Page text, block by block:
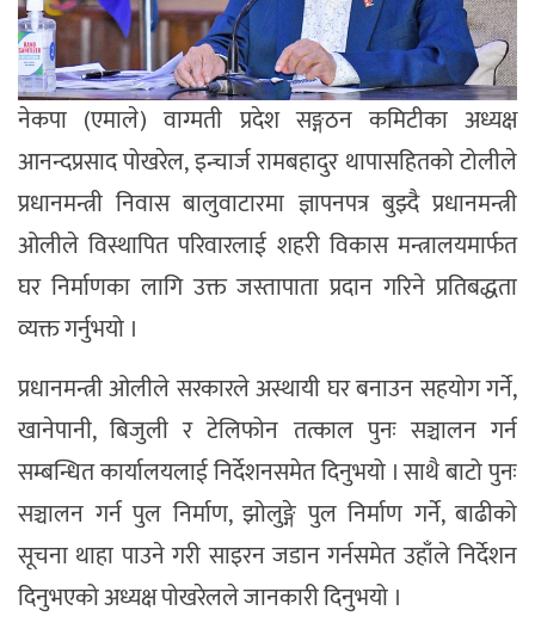
नेकपा (एमाले) वाग्मती प्रदेश सङ्गठन कमिटीका अध्यक्ष
आनन्दप्रसाद पोखरेल, इन्चार्ज रामबहादुर थापासहितको टोलीले
प्रधानमन्त्री निवास बालुवाटारमा ज्ञापनपत्र बुझ्दै प्रधानमन्त्री
ओलीले विस्थापित परिवारलाई शहरी विकास मन्त्रालयमार्फत
घर निर्माणका लागि उक्त जस्तापाता प्रदान गरिने प्रतिबद्धता
व्यक्त गर्नुभयो ।
प्रधानमन्त्री ओलीले सरकारले अस्थायी घर बनाउन सहयोग गर्ने,
खानेपानी, बिजुली र टेलिफोन तत्काल पुनः सञ्चालन गर्न
सम्बन्धित कार्यालयलाई निर्देशनसमेत दिनुभयो । साथै बाटो पुनः
सञ्चालन गर्न पुल निर्माण, झोलुङ्गे पुल निर्माण गर्ने, बाढीको
सूचना थाहा पाउने गरी साइरन जडान गर्नसमेत उहाँले निर्देशन
दिनुभएको अध्यक्ष पोखरेलले जानकारी दिनुभयो ।